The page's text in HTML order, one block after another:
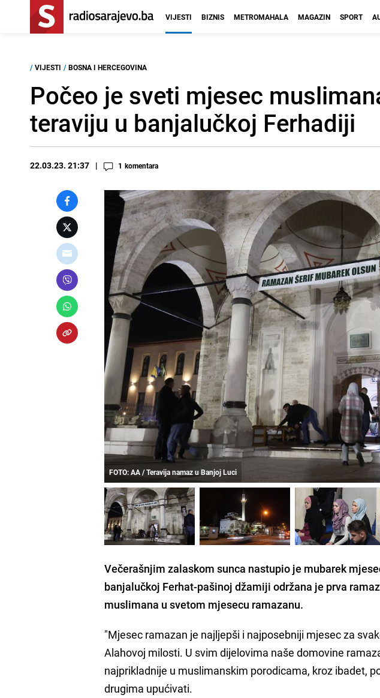
VIJESTI BIZNIS METROMAHALA MAGAZIN SPORT
/ VIJESTI / BOSNA I HERCEGOVINA
Počeo je sveti mjesec
teraviju u banjalučkoj Ferhadiji
22.03.23. 21:37 1 komentara
FOTO: AA / Teravija namaz u Banjoj Luci
Večerašnjim zalaskom sunca nastupio je mubarek
banjalučkoj Ferhat-pašinoj džamiji održana je prva
muslimana u svetom mjesecu ramazanu.
"Mjesec ramazan je najljepši i najposebniji mjesec za
Alahovoj milosti. U svim dijelovima naše domovine
najprikladnije u muslimanskim porodicama, kroz ibadet,
drugima upućivati.